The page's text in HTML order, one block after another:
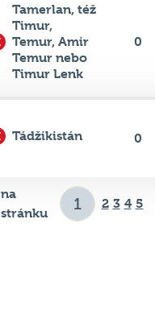
Tamerlan, též
Timur,
Temur, Amir
Temur nebo
Timur Lenk
0
Tádžikistán 0
na
stránku
2 3 4 5